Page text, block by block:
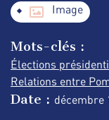
Image
Mots-clés :
Élections
Relations entre
Date : décembre